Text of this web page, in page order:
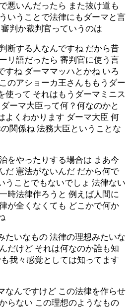
悪いんだったら また抜け道も
いうことで法律にもダーマと言
判か裁判官っていうのは
断する人なんですね だから昔
リ語だったら 審判官に使う言
すね ダーママッハとかね いろ
のアショーカ王さんももうダー
使って それはもうダーマミニス
ーマ大臣って何？何なのかと
よくわかります ダーマ大臣 何
関係ね 法務大臣ということな
をやったりする場合は まあ今
だ 憲法がないんだ だから何で
うことでもないでしょ 法律ない
時法律作ろうと 例えば人間に
が全くなくても どこかで何か
たいなもの 法律の理想みたいな
だけど それは何なのか誰も知
我々感覚としては知ってます
なんですけど この法律を作らせ
らない この理想のようなもの